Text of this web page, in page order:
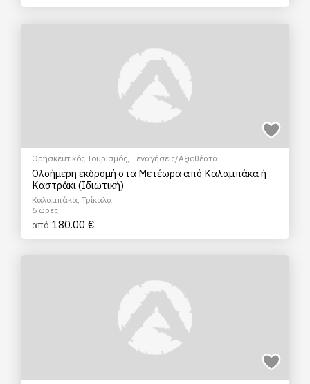
Θρησκευτικός Τουρισμός, Ξεναγήσεις/Αξιοθέατα
Ολοήμερη εκδρομή στα Μετέωρα από Καλαμπάκα ή
Καστράκι (Ιδιωτική)
Καλαμπάκα, Τρίκαλα
6 ώρες
από 180.00 €